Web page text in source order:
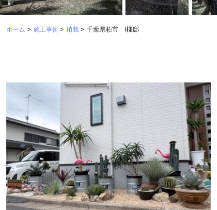
ホーム 施工事例 植栽 千葉県柏市 I様邸